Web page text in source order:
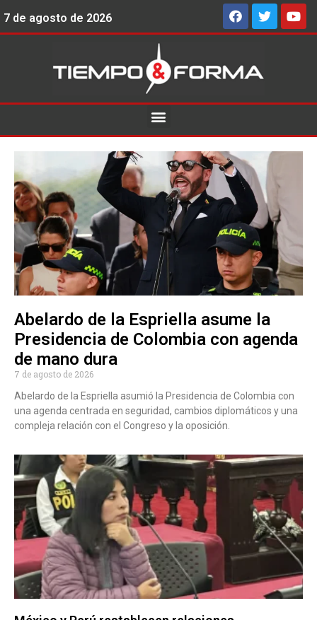
7 de agosto de 2026
Abelardo de la Espriella asume la
Presidencia de Colombia con agenda
de mano dura
7 de agosto de 2026
Abelardo de la Espriella asumió la Presidencia de Colombia con
una agenda centrada en seguridad, cambios diplomáticos y una
compleja relación con el Congreso y la oposición.